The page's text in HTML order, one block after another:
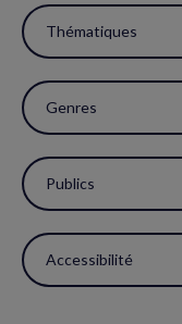
pour
réactualiser
la
page.
Thématiques
Genres
Publics
Accessibilité